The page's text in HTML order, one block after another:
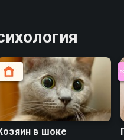
в шоке